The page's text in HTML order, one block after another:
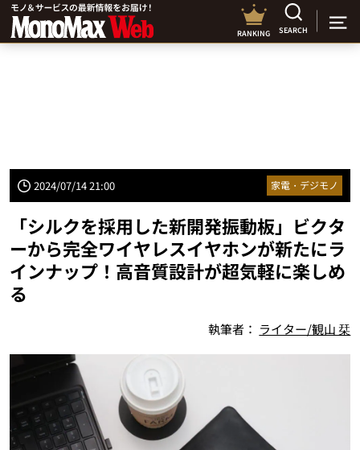
RANKING SEARCH
2024/07/14 21:00 家電・デジモノ
「シルクを採用した新開発振動板」ビクタ
ーから完全ワイヤレスイヤホンが新たにラ
インナップ！高音質設計が超気軽に楽しめ
る
執筆者： ライター/観山 栞